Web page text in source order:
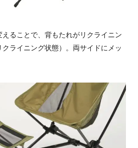
ることで、背もたれがリクライニン
ライニング状態）。両サイドにメッ